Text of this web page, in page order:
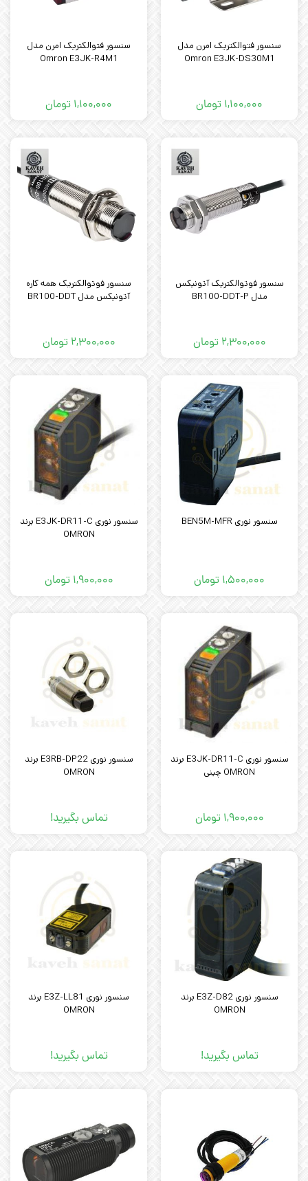
سنسور فتوالکتریک امرن مدل
Omron E3JK-DS30M1
۱,۱۰۰,۰۰۰ تومان
سنسور فتوالکتریک امرن مدل
Omron E3JK-R4M1
۱,۱۰۰,۰۰۰ تومان
سنسور فوتوالکتریک آتونیکس
مدل BR100-DDT-P
۲,۳۰۰,۰۰۰ تومان
سنسور فوتوالکتریک همه کاره
آتونیکس مدل BR100-DDT
۲,۳۰۰,۰۰۰ تومان
سنسور نوری BEN5M-MFR
۱,۵۰۰,۰۰۰ تومان
سنسور نوری E3JK-DR11-C برند
OMRON
۱,۹۰۰,۰۰۰ تومان
سنسور نوری E3JK-DR11-C برند
OMRON چینی
۱,۹۰۰,۰۰۰ تومان
سنسور نوری E3RB-DP22 برند
OMRON
تماس بگیرید!
سنسور نوری E3Z-D82 برند
OMRON
تماس بگیرید!
سنسور نوری E3Z-LL81 برند
OMRON
تماس بگیرید!